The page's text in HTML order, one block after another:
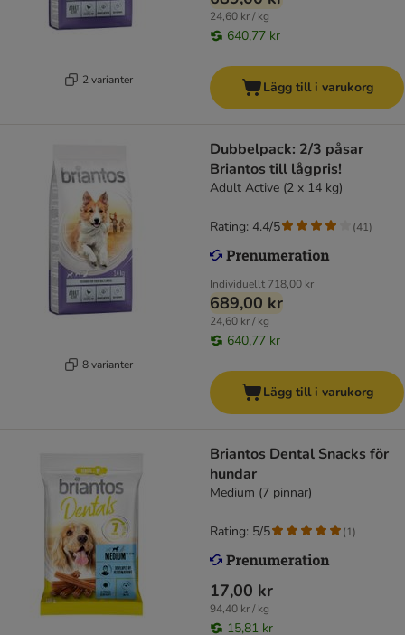
2 varianter
24,60 kr / kg
640,77 kr
Lägg till i varukorg
8 varianter
Dubbelpack: 2/3 påsar
Briantos till lågpris!
Adult Active (2 x 14 kg)
Individuellt 718,00 kr
689,00 kr
24,60 kr / kg
640,77 kr
Rating: 4.4/5 (41)
Lägg till i varukorg
Briantos Dental Snacks för
hundar
Medium (7 pinnar)
17,00 kr
94,40 kr / kg
15,81 kr
Rating: 5/5 (1)